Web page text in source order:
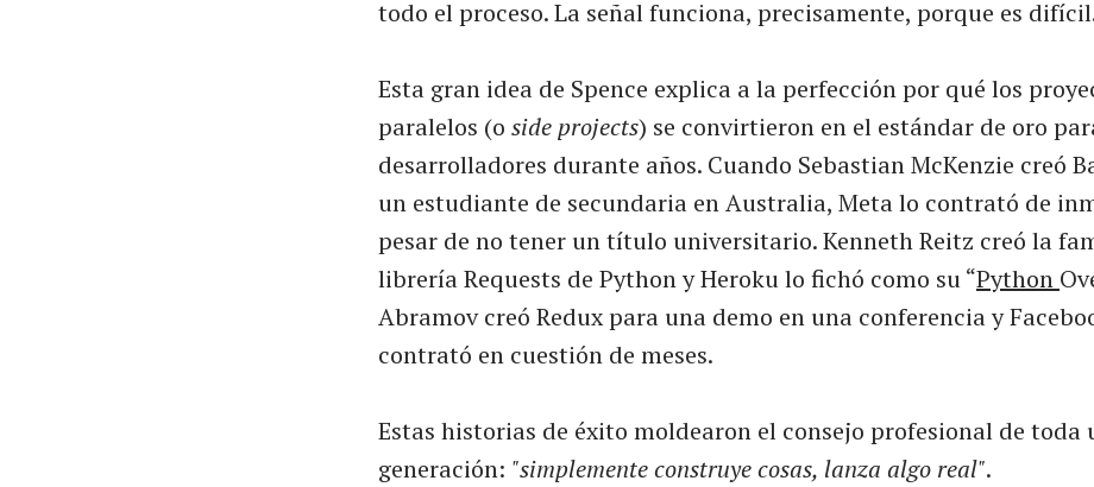
todo el proceso. La señal funciona, precisamente, porque es
Esta gran idea de Spence explica a la perfección por qué los
paralelos (o side projects) se convirtieron en el estándar de oro
desarrolladores durante años. Cuando Sebastian McKenzie creó
un estudiante de secundaria en Australia, Meta lo contrató de
pesar de no tener un título universitario. Kenneth Reitz creó la
librería Requests de Python y Heroku lo fichó como su “Python
Abramov creó Redux para una demo en una conferencia y
contrató en cuestión de meses.
Estas historias de éxito moldearon el consejo profesional de toda
generación: "simplemente construye cosas, lanza algo real".